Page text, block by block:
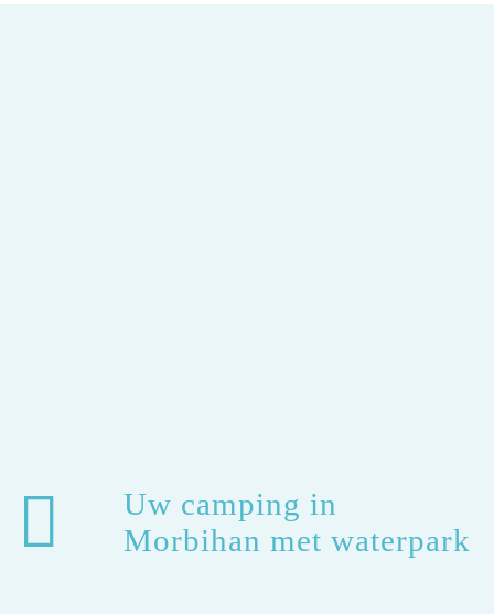
Uw camping in
Morbihan met waterpark